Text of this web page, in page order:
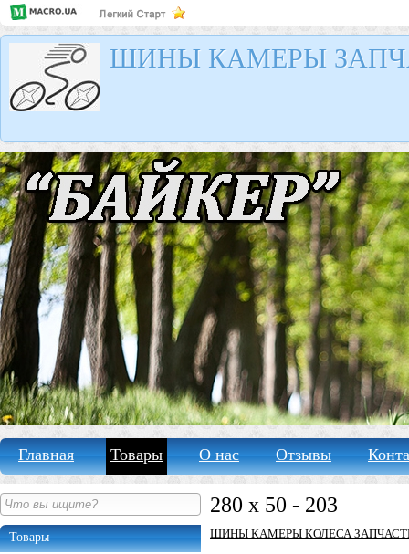
ШИНЫ КАМЕРЫ
Главная Товары О нас Отзывы
Товары
280 х 50 - 203
ШИНЫ КАМЕРЫ КОЛЕСА